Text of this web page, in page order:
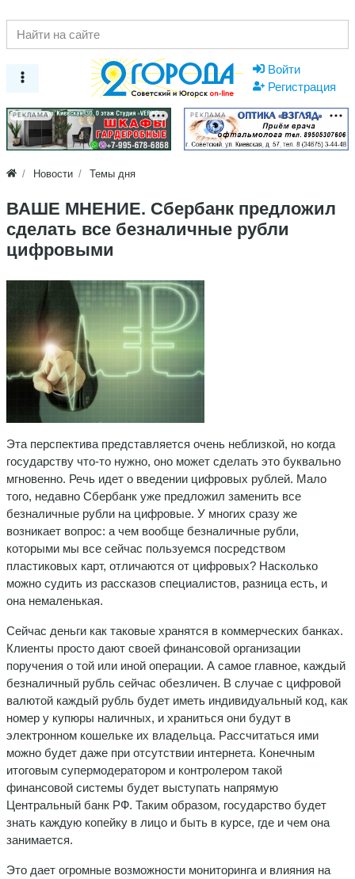
Войти
Регистрация
РЕКЛАМА РЕКЛАМА
Новости Темы дня
ВАШЕ МНЕНИЕ. Сбербанк предложил
сделать все безналичные рубли
цифровыми
Эта перспектива представляется очень неблизкой, но когда
государству что-то нужно, оно может сделать это буквально
мгновенно. Речь идет о введении цифровых рублей. Мало
того, недавно Сбербанк уже предложил заменить все
безналичные рубли на цифровые. У многих сразу же
возникает вопрос: а чем вообще безналичные рубли,
которыми мы все сейчас пользуемся посредством
пластиковых карт, отличаются от цифровых? Насколько
можно судить из рассказов специалистов, разница есть, и
она немаленькая.
Сейчас деньги как таковые хранятся в коммерческих банках.
Клиенты просто дают своей финансовой организации
поручения о той или иной операции. А самое главное, каждый
безналичный рубль сейчас обезличен. В случае с цифровой
валютой каждый рубль будет иметь индивидуальный код, как
номер у купюры наличных, и храниться они будут в
электронном кошельке их владельца. Рассчитаться ими
можно будет даже при отсутствии интернета. Конечным
итоговым супермодератором и контролером такой
финансовой системы будет выступать напрямую
Центральный банк РФ. Таким образом, государство будет
знать каждую копейку в лицо и быть в курсе, где и чем она
занимается.
Это дает огромные возможности мониторинга и влияния на